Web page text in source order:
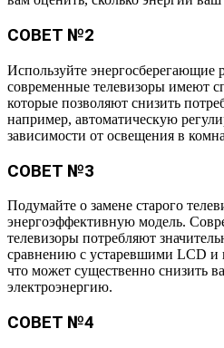
СОВЕТ №2
Используйте
современные телевизоры имеют
которые позволяют снизить
например, автоматическую
зависимости от освещения в
СОВЕТ №3
Подумайте о замене старого
энергоэффективную модель.
телевизоры потребляют
сравнению с устаревшими LCD
что может существенно снизить
электроэнергию.
СОВЕТ №4